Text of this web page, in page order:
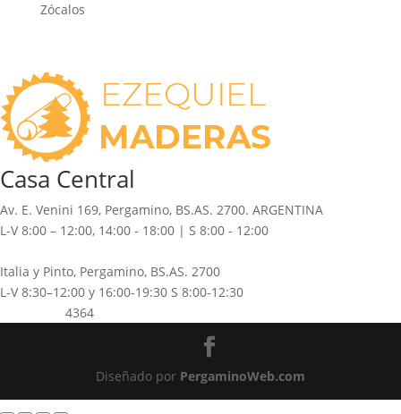
Zócalos
Casa Central
Av. E. Venini 169, Pergamino, BS.AS. 2700. ARGENTINA
L-V 8:00 – 12:00, 14:00 - 18:00 | S 8:00 - 12:00
Italia y Pinto, Pergamino, BS.AS. 2700
L-V 8:30–12:00 y 16:00-19:30 S 8:00-12:30
4364
Diseñado por PergaminoWeb.com